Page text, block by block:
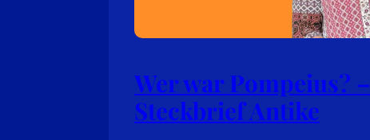
Wer war Pompeius? –
Steckbrief Antike